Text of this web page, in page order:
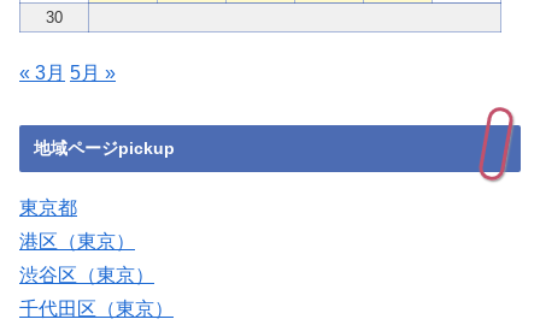
30
« 3月 5月 »
地域ページpickup
東京都
港区（東京）
渋谷区（東京）
千代田区（東京）